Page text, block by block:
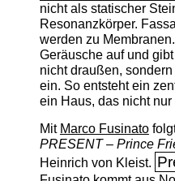
nicht als statischer
Resonanzkörper.
werden zu
Geräusche auf und
nicht draußen,
ein. So entsteht ein
ein Haus, das nicht
Mit Marco Fusinato
PRESENT – Prince
Heinrich von Kleist.